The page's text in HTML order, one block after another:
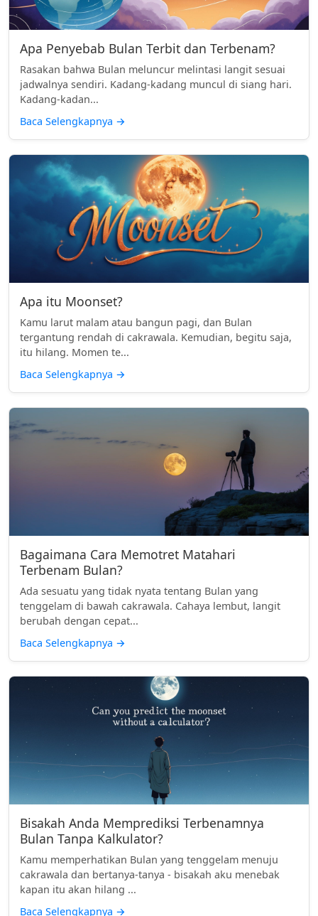
Apa Penyebab Bulan Terbit dan Terbenam?
Rasakan bahwa Bulan meluncur melintasi langit sesuai
jadwalnya sendiri. Kadang-kadang muncul di siang hari.
Kadang-kadan...
Baca Selengkapnya →
Apa itu Moonset?
Kamu larut malam atau bangun pagi, dan Bulan
tergantung rendah di cakrawala. Kemudian, begitu saja,
itu hilang. Momen te...
Baca Selengkapnya →
Bagaimana Cara Memotret Matahari
Terbenam Bulan?
Ada sesuatu yang tidak nyata tentang Bulan yang
tenggelam di bawah cakrawala. Cahaya lembut, langit
berubah dengan cepat...
Baca Selengkapnya →
Bisakah Anda Memprediksi Terbenamnya
Bulan Tanpa Kalkulator?
Kamu memperhatikan Bulan yang tenggelam menuju
cakrawala dan bertanya-tanya - bisakah aku menebak
kapan itu akan hilang ...
Baca Selengkapnya →